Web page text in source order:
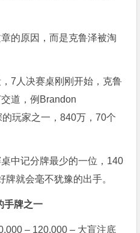
的原因，而是克鲁泽被淘
7人决赛桌刚刚开始，克鲁
道，例Brandon
玩家之一，840万，70个
中记分牌最少的一位，140
就会毫不犹豫的出手。
手牌之一
– 120,000 – 大盲注底